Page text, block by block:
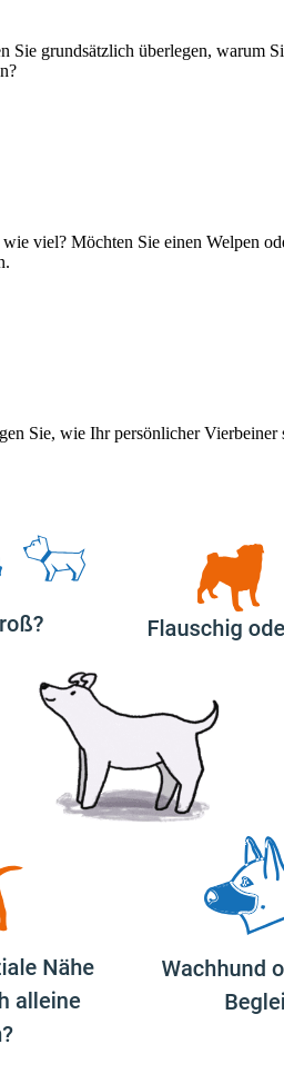
Sie grundsätzlich überlegen,
viel? Möchten Sie einen Welpen
Sie, wie Ihr persönlicher Vierbeiner